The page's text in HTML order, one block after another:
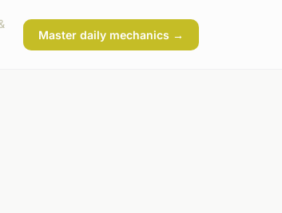
Master daily mechanics →